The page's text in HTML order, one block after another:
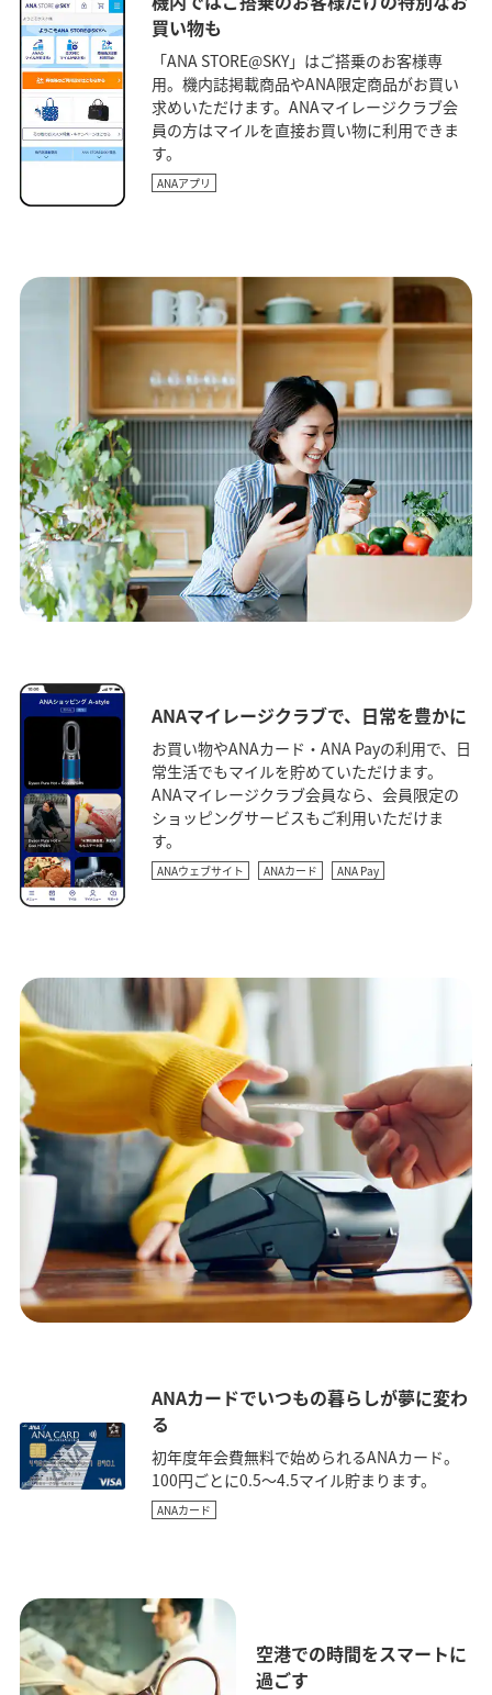
買い物も
「ANA STORE@SKY」はご搭乗のお客様専
用。機内誌掲載商品やANA限定商品がお買い
求めいただけます。ANAマイレージクラブ会
員の方はマイルを直接お買い物に利用できま
す。
ANAアプリ
ANAマイレージクラブで、日常を豊かに
お買い物やANAカード・ANA Payの利用で、日
常生活でもマイルを貯めていただけます。
ANAマイレージクラブ会員なら、会員限定の
ショッピングサービスもご利用いただけま
す。
ANAウェブサイト ANAカード ANA Pay
ANAカードでいつもの暮らしが夢に変わ
る
初年度年会費無料で始められるANAカード。
100円ごとに0.5～4.5マイル貯まります。
ANAカード
空港での時間をスマートに
過ごす